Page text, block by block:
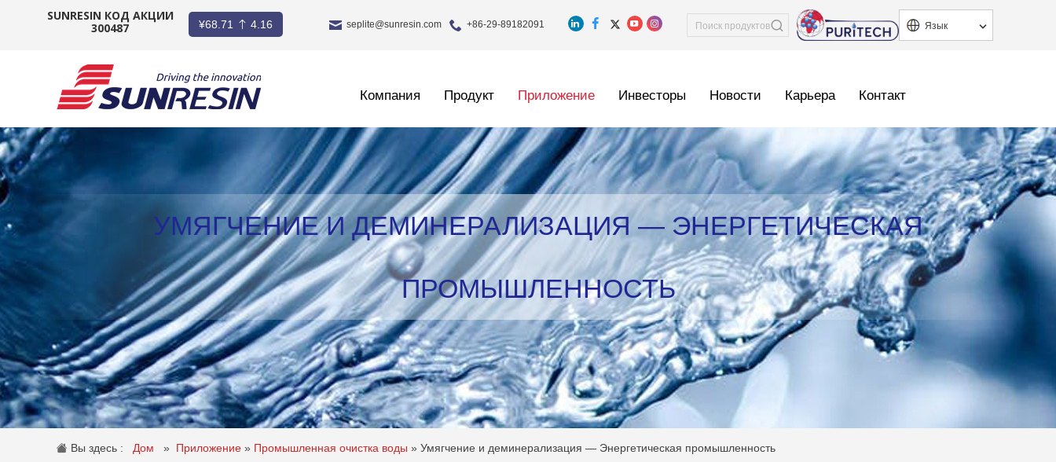
КОМПАНИЯ
ПРОДУКТ
ПРИЛОЖЕНИЕ
ИНВЕСТОРЫ
КАРЬЕРА
КОНТАКТ
SUNRESIN КОД АКЦИИ
300487
¥68.71 4.16 seplite@sunresin.com +86-29-89182091 Язык
Компания Продукт Приложение Инвесторы Новости Карьера Контакт
УМЯГЧЕНИЕ И ДЕМИНЕРАЛИЗАЦИЯ — ЭНЕРГЕТИЧЕСКАЯ
ПРОМЫШЛЕННОСТЬ
Вы здесь : Дом » Приложение » Промышленная очистка воды » Умягчение и деминерализация — Энергетическая промышленность